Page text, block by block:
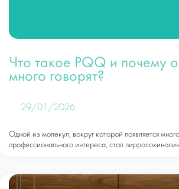
Что такое PQQ и почему
много говорят?
29/01/2026
Одной из молекул, вокруг которой появляется
профессионального интереса, стал